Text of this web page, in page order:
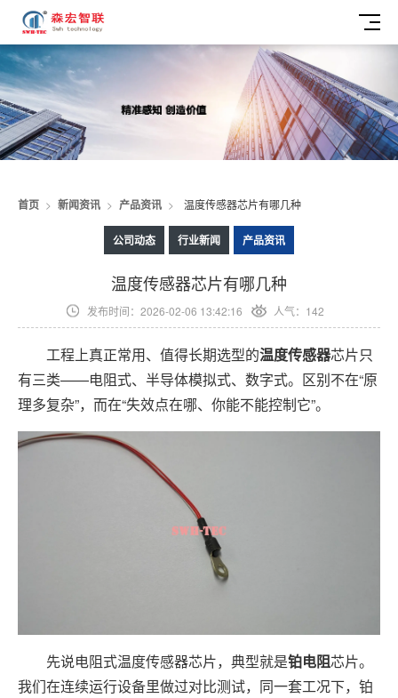
首页 > 新闻资讯 > 产品资讯 > 温度传感器芯片有哪几种
公司动态 行业新闻 产品资讯
温度传感器芯片有哪几种
发布时间：2026-02-06 13:42:16 人气：142
工程上真正常用、值得长期选型的温度传感器芯片只
有三类——电阻式、半导体模拟式、数字式。区别不在“原
理多复杂”，而在“失效点在哪、你能不能控制它”。
先说电阻式温度传感器芯片，典型就是铂电阻芯片。
我们在连续运行设备里做过对比测试，同一套工况下，铂